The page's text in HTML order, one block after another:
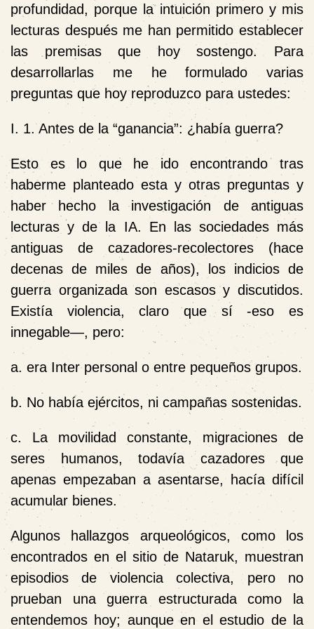
profundidad, porque la intuición primero y mis
lecturas después me han permitido establecer
las premisas que hoy sostengo. Para
desarrollarlas me he formulado varias
preguntas que hoy reproduzco para ustedes:
I. 1. Antes de la “ganancia”: ¿había guerra?
Esto es lo que he ido encontrando tras
haberme planteado esta y otras preguntas y
haber hecho la investigación de antiguas
lecturas y de la IA. En las sociedades más
antiguas de cazadores-recolectores (hace
decenas de miles de años), los indicios de
guerra organizada son escasos y discutidos.
Existía violencia, claro que sí -eso es
innegable—, pero:
a. era Inter personal o entre pequeños grupos.
b. No había ejércitos, ni campañas sostenidas.
c. La movilidad constante, migraciones de
seres humanos, todavía cazadores que
apenas empezaban a asentarse, hacía difícil
acumular bienes.
Algunos hallazgos arqueológicos, como los
encontrados en el sitio de Nataruk, muestran
episodios de violencia colectiva, pero no
prueban una guerra estructurada como la
entendemos hoy; aunque en el estudio de la